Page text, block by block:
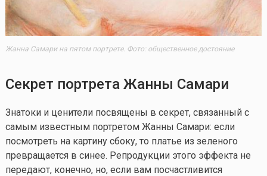
Жанна Самари на пятом портрете. Фото: общественное достояние
Секрет портрета Жанны Самари
Знатоки и ценители посвящены в секрет, связанный с
самым известным портретом Жанны Самари: если
посмотреть на картину сбоку, то платье из зеленого
превращается в синее. Репродукции этого эффекта не
передают, конечно, но, если вам посчастливится